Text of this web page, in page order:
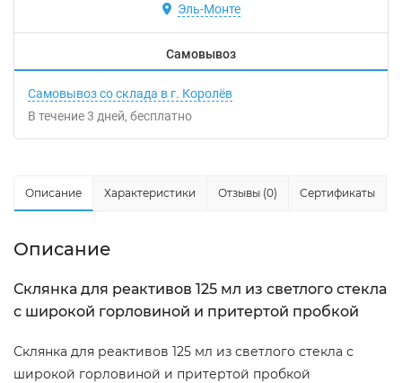
Эль-Монте
Самовывоз
Самовывоз со склада в г. Королёв
В течение3 дней Бесплатно
Описание Характеристики Отзывы (0) Сертификаты
Описание
Склянка для реактивов 125 мл из светлого стекла
с широкой горловиной и притертой пробкой
Склянка для реактивов 125 мл из светлого стекла с
широкой горловиной и притертой пробкой